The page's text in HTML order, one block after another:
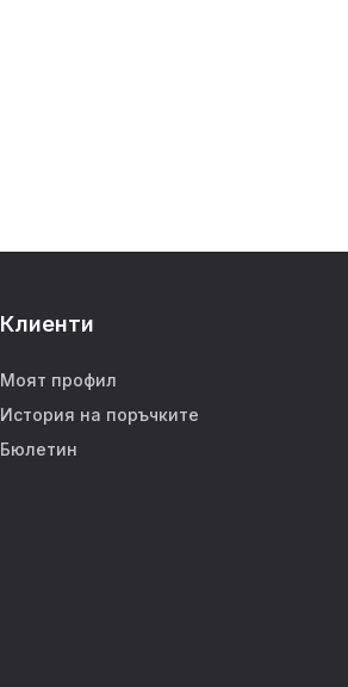
Клиенти
Моят профил
История на поръчките
Бюлетин